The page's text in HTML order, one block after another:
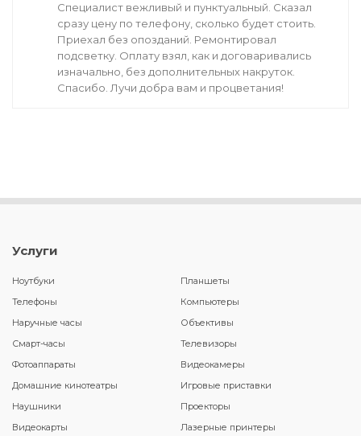
Специалист вежливый и пунктуальный. Сказал
сразу цену по телефону, сколько будет стоить.
Приехал без опозданий. Ремонтировал
подсветку. Оплату взял, как и договаривались
изначально, без дополнительных накруток.
Спасибо. Лучи добра вам и процветания!
Услуги
Ноутбуки
Планшеты
Телефоны
Компьютеры
Наручные часы
Объективы
Смарт-часы
Телевизоры
Фотоаппараты
Видеокамеры
Домашние кинотеатры
Игровые приставки
Наушники
Проекторы
Видеокарты
Лазерные принтеры